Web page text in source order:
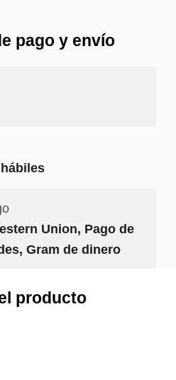
pago y envío
Union, Pago de
Gram de dinero
producto